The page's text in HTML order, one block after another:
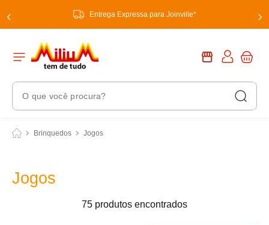
Entrega Expressa para Joinville*
O que você procura?
Brinquedos Jogos
Jogos
75 produtos
Termos Mais Buscados
2 º